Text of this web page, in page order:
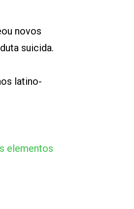
novos
suicida.
latino-
elementos